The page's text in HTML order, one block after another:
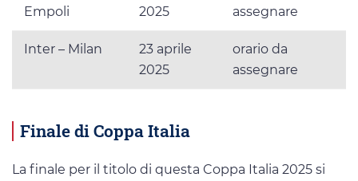
Empoli
2025
assegnare
Inter – Milan
23 aprile
2025
orario da
assegnare
Finale di Coppa Italia
La finale per il titolo di questa Coppa Italia 2025 si